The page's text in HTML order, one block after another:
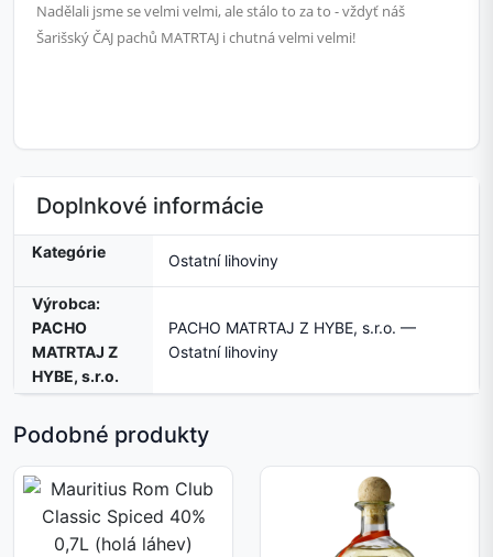
Nadělali jsme se velmi velmi, ale stálo to za to - vždyť náš
Šarišský ČAJ pachů MATRTAJ i chutná velmi velmi!
Doplnkové informácie
Kategórie Ostatní lihoviny
Výrobca:
PACHO
MATRTAJ Z
HYBE, s.r.o.
PACHO MATRTAJ Z HYBE, s.r.o. —
Ostatní lihoviny
Podobné produkty